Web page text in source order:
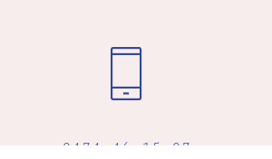
0474 46 15 07